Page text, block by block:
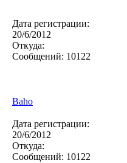
Дата регистрации:
20/6/2012
Откуда:
Сообщений: 10122
Baho
Дата регистрации:
20/6/2012
Откуда:
Сообщений: 10122